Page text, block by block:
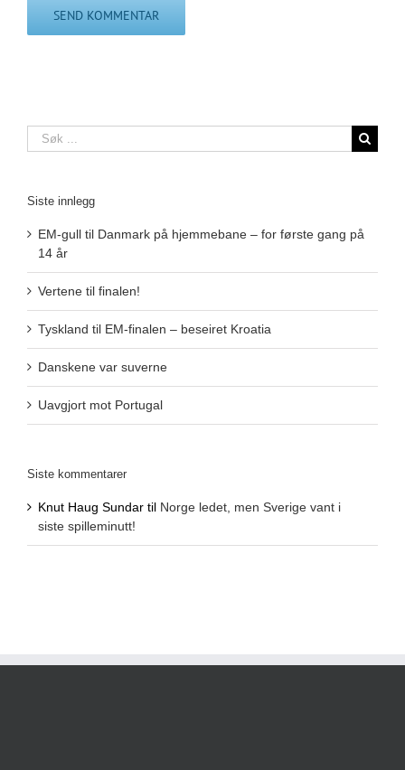
Søk
…
Siste innlegg
EM-gull til Danmark på hjemmebane – for første gang på
14 år
Vertene til finalen!
Tyskland til EM-finalen – beseiret Kroatia
Danskene var suverne
Uavgjort mot Portugal
Siste kommentarer
Knut Haug Sundar til Norge ledet, men Sverige vant i
siste spilleminutt!